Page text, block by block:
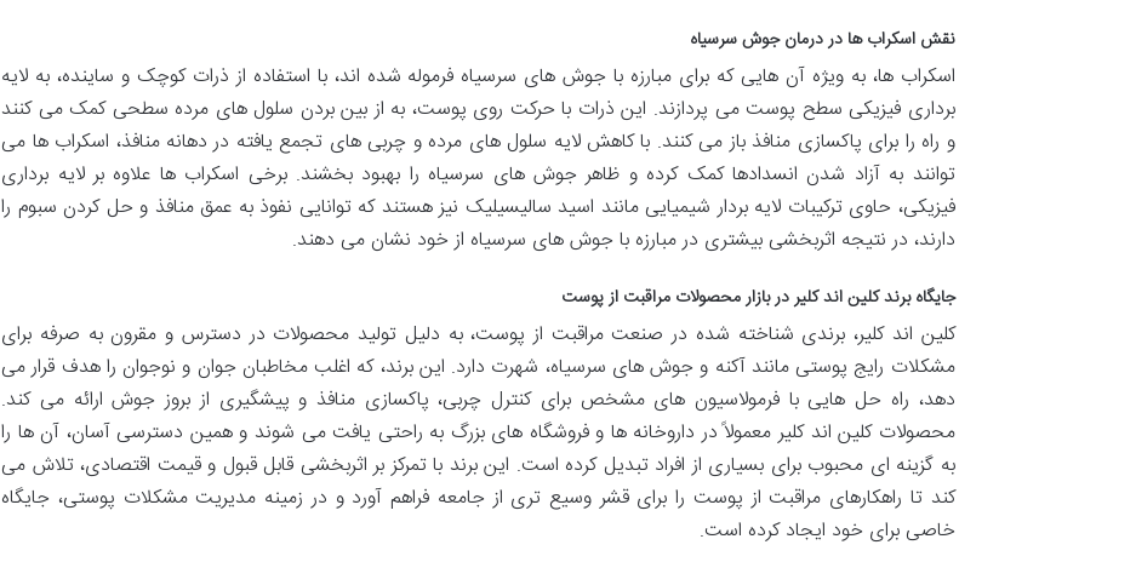
نقش اسکراب ها در درمان جوش سرسیاه
اسکراب ها، به ویژه آن هایی که برای مبارزه با جوش های سرسیاه فرموله شده اند، با استفاده از ذرات کوچک و ساینده، به لایه
برداری فیزیکی سطح پوست می پردازند. این ذرات با حرکت روی پوست، به از بین بردن سلول های مرده سطحی کمک می کنند
و راه را برای پاکسازی منافذ باز می کنند. با کاهش لایه سلول های مرده و چربی های تجمع یافته در دهانه منافذ، اسکراب ها می
توانند به آزاد شدن انسدادها کمک کرده و ظاهر جوش های سرسیاه را بهبود بخشند. برخی اسکراب ها علاوه بر لایه برداری
فیزیکی، حاوی ترکیبات لایه بردار شیمیایی مانند اسید سالیسیلیک نیز هستند که توانایی نفوذ به عمق منافذ و حل کردن سبوم را
دارند، در نتیجه اثربخشی بیشتری در مبارزه با جوش های سرسیاه از خود نشان می دهند.
جایگاه برند کلین اند کلیر در بازار محصولات مراقبت از پوست
کلین اند کلیر، برندی شناخته شده در صنعت مراقبت از پوست، به دلیل تولید محصولات در دسترس و مقرون به صرفه برای
مشکلات رایج پوستی مانند آکنه و جوش های سرسیاه، شهرت دارد. این برند، که اغلب مخاطبان جوان و نوجوان را هدف قرار می
دهد، راه حل هایی با فرمولاسیون های مشخص برای کنترل چربی، پاکسازی منافذ و پیشگیری از بروز جوش ارائه می کند.
محصولات کلین اند کلیر معمولاً در داروخانه ها و فروشگاه های بزرگ به راحتی یافت می شوند و همین دسترسی آسان، آن ها را
به گزینه ای محبوب برای بسیاری از افراد تبدیل کرده است. این برند با تمرکز بر اثربخشی قابل قبول و قیمت اقتصادی، تلاش می
کند تا راهکارهای مراقبت از پوست را برای قشر وسیع تری از جامعه فراهم آورد و در زمینه مدیریت مشکلات پوستی، جایگاه
خاصی برای خود ایجاد کرده است.